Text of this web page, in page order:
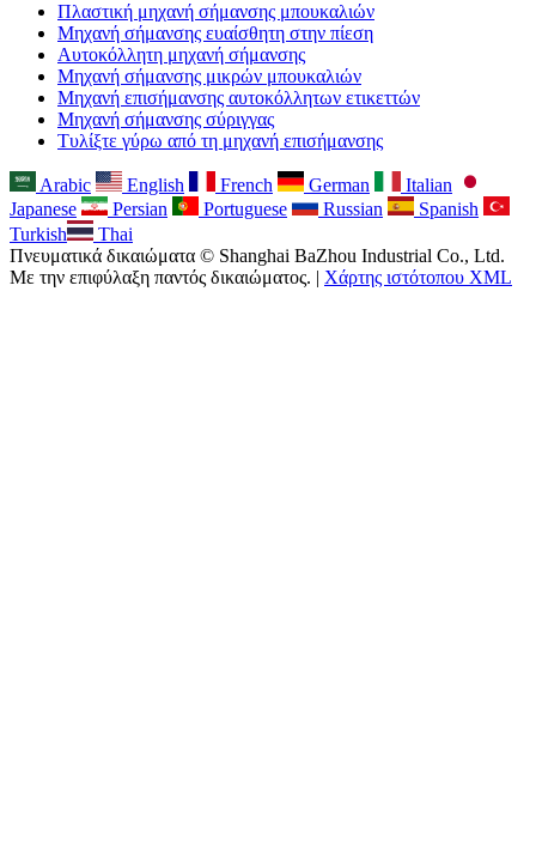
Πλαστική μηχανή σήμανσης μπουκαλιών
Μηχανή σήμανσης ευαίσθητη στην πίεση
Αυτοκόλλητη μηχανή σήμανσης
Μηχανή σήμανσης μικρών μπουκαλιών
Μηχανή επισήμανσης αυτοκόλλητων ετικεττών
Μηχανή σήμανσης σύριγγας
Τυλίξτε γύρω από τη μηχανή επισήμανσης
Arabic English French German
Italian
Japanese
Persian Portuguese Russian
Spanish
Turkish
Thai
Πνευματικά δικαιώματα © Shanghai BaZhou Industrial Co., Ltd.
Με την επιφύλαξη παντός δικαιώματος. | Χάρτης ιστότοπου XML